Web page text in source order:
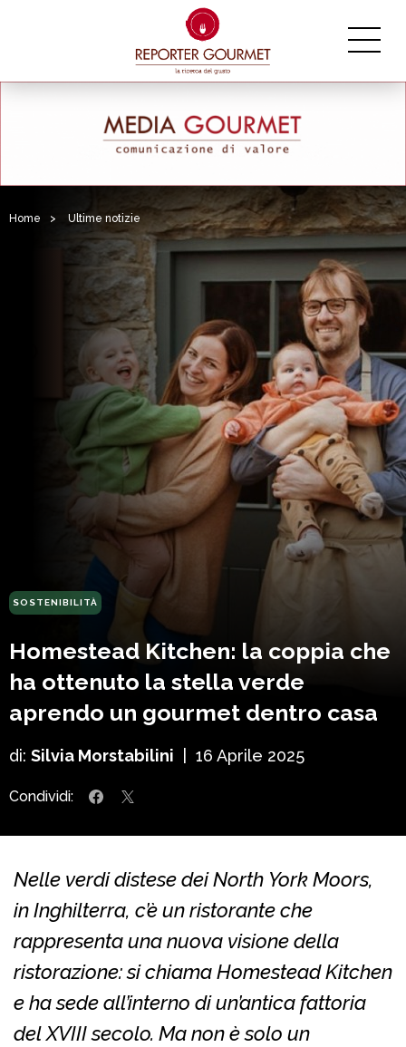
Home > Ultime notizie
SOSTENIBILITÀ
Homestead Kitchen: la coppia che
ha ottenuto la stella verde
aprendo un gourmet dentro casa
di: Silvia Morstabilini 16 Aprile 2025
Condividi:
Nelle verdi distese dei North York Moors,
in Inghilterra, c’è un ristorante che
rappresenta una nuova visione della
ristorazione: si chiama Homestead Kitchen
e ha sede all’interno di un’antica fattoria
del XVIII secolo. Ma non è solo un